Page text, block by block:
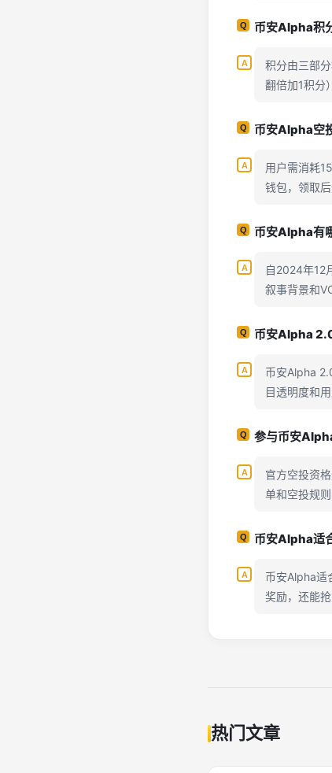
币安Alpha积
积分由三部
翻倍加1积分
币安Alpha空
用户需消耗
钱包，领取
币安Alpha有
自2024年12
叙事背景和
币安Alpha
币安Alpha
目透明度和
参与币安
官方空投资
单和空投规
币安Alpha适
币安Alpha适
奖励，还能
热门文章